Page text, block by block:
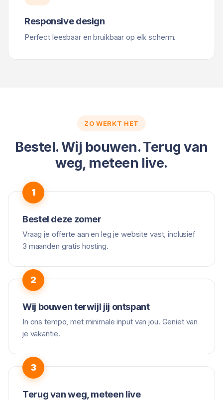
Responsive design
Perfect leesbaar en bruikbaar op elk scherm.
ZO WERKT HET
Bestel. Wij bouwen. Terug van
weg, meteen live.
Bestel deze zomer
Vraag je offerte aan en leg je website vast, inclusief
3 maanden gratis hosting.
Wij bouwen terwijl jij ontspant
In ons tempo, met minimale input van jou. Geniet van
je vakantie.
Terug van weg, meteen live